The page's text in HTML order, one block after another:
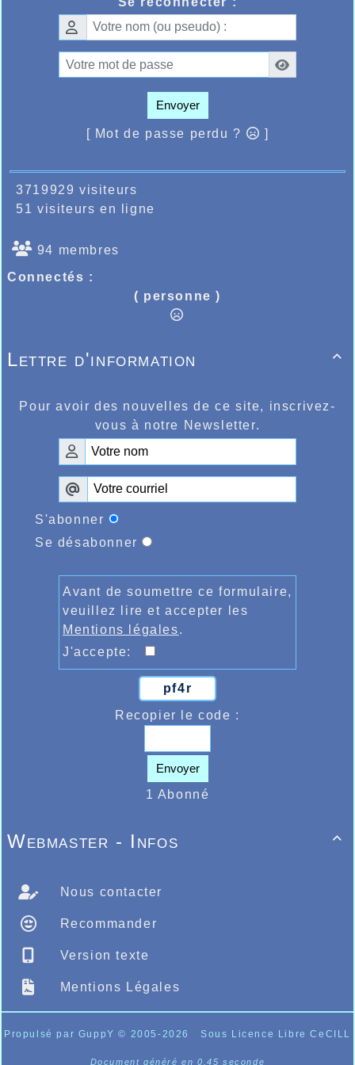
Envoyer
[ Mot de passe perdu ? ]
3719929 visiteurs
51 visiteurs en ligne
94 membres
Connectés :
( personne )

Lettre d'information
Pour avoir des nouvelles de ce site, inscrivez-
vous à notre Newsletter.
S'abonner
Se désabonner
Avant de soumettre ce formulaire,
veuillez lire et accepter les
Mentions légales.
J'accepte:
pf4r
Recopier le code :
Envoyer
1 Abonné

Webmaster - Infos
Nous contacter
Recommander
Version texte
Mentions Légales
Propulsé par GuppY© 2005-2026 Sous Licence Libre CeCILL
Document généré en 0.45 seconde